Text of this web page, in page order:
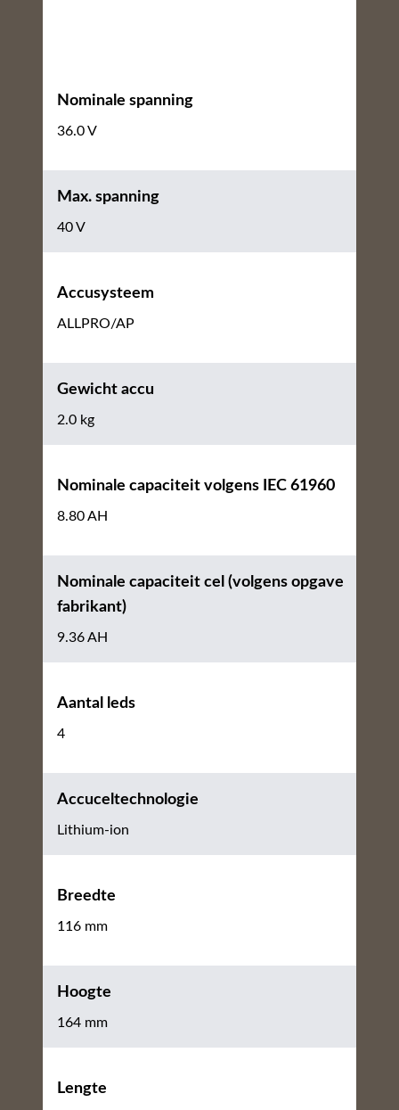
Nominale spanning
36.0 V
Max. spanning
40 V
Accusysteem
ALLPRO/AP
Gewicht accu
2.0 kg
Nominale capaciteit volgens IEC 61960
8.80 AH
Nominale capaciteit cel (volgens opgave
fabrikant)
9.36 AH
Aantal leds
4
Accuceltechnologie
Lithium-ion
Breedte
116 mm
Hoogte
164 mm
Lengte